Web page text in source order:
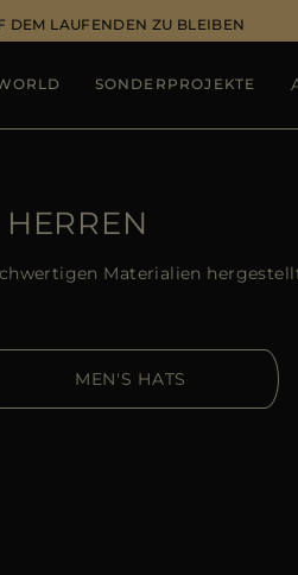
DEM LAUFENDEN ZU BLEIBEN
SONDERPROJEKTE
Materialien
MEN'S HATS